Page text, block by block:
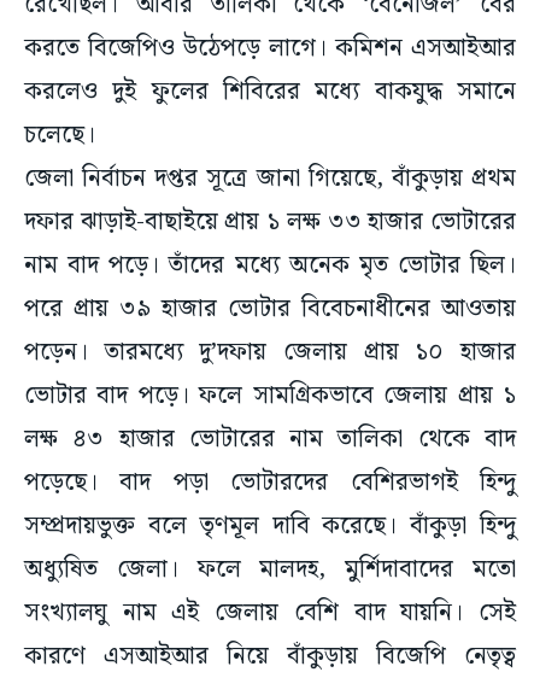
করতে বিজেপিও উঠেপড়ে লাগে। কমিশন এসআইআর
করলেও দুই ফুলের শিবিরের মধ্যে বাকযুদ্ধ সমানে
চলেছে।
জেলা নির্বাচন দপ্তর সূত্রে জানা গিয়েছে, বাঁকুড়ায় প্রথম
দফার ঝাড়াই-বাছাইয়ে প্রায় ১ লক্ষ ৩৩ হাজার ভোটারের
নাম বাদ পড়ে। তাঁদের মধ্যে অনেক মৃত ভোটার ছিল।
পরে প্রায় ৩৯ হাজার ভোটার বিবেচনাধীনের আওতায়
পড়েন। তারমধ্যে দু’দফায় জেলায় প্রায় ১০ হাজার
ভোটার বাদ পড়ে। ফলে সামগ্রিকভাবে জেলায় প্রায় ১
লক্ষ ৪৩ হাজার ভোটারের নাম তালিকা থেকে বাদ
পড়েছে। বাদ পড়া ভোটারদের বেশিরভাগই হিন্দু
সম্প্রদায়ভুক্ত বলে তৃণমূল দাবি করেছে। বাঁকুড়া হিন্দু
অধ্যুষিত জেলা। ফলে মালদহ, মুর্শিদাবাদের মতো
সংখ্যালঘু নাম এই জেলায় বেশি বাদ যায়নি। সেই
কারণে এসআইআর নিয়ে বাঁকুড়ায় বিজেপি নেতৃত্ব